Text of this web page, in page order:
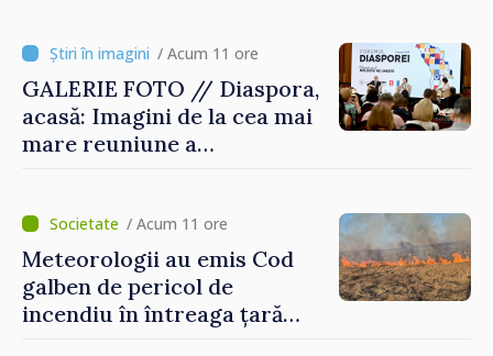
/ Acum 11 ore
GALERIE FOTO // Diaspora,
acasă: Imagini de la cea mai
mare reuniune a
/ Acum 11 ore
Meteorologii au emis Cod
galben de pericol de
incendiu în întreaga țară